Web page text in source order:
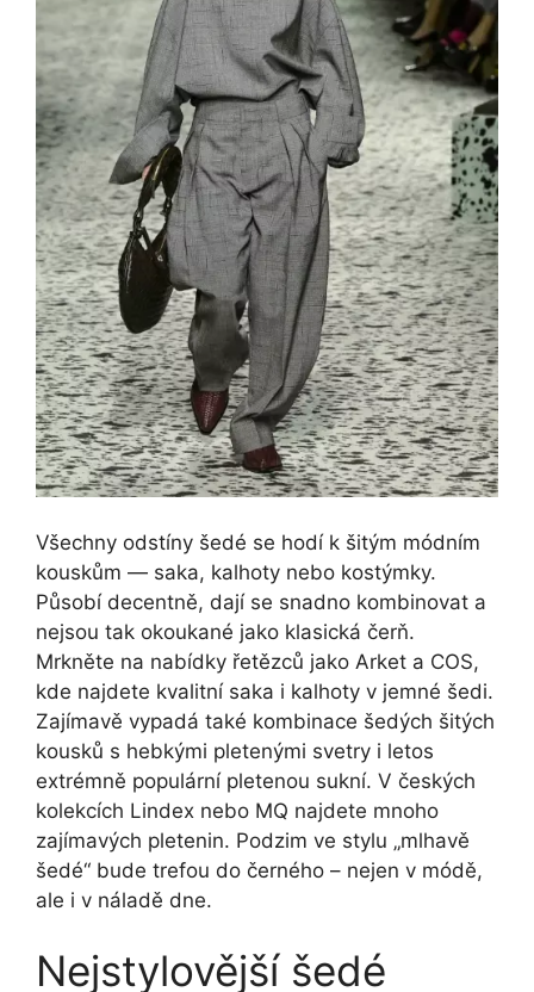
Všechny odstíny šedé se hodí k šitým módním
kouskům — saka, kalhoty nebo kostýmky.
Působí decentně, dají se snadno kombinovat a
nejsou tak okoukané jako klasická čerň.
Mrkněte na nabídky řetězců jako Arket a COS,
kde najdete kvalitní saka i kalhoty v jemné šedi.
Zajímavě vypadá také kombinace šedých šitých
kousků s hebkými pletenými svetry i letos
extrémně populární pletenou sukní. V českých
kolekcích Lindex nebo MQ najdete mnoho
zajímavých pletenin. Podzim ve stylu „mlhavě
šedé“ bude trefou do černého – nejen v módě,
ale i v náladě dne.
Nejstylovější šedé